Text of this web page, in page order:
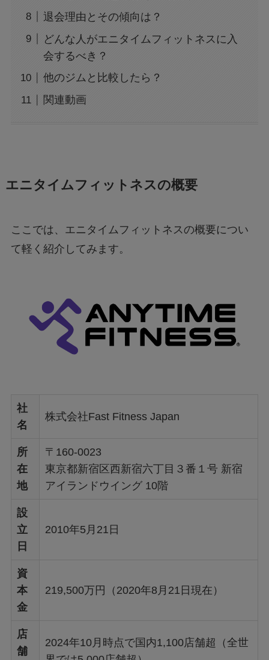
退会理由とその傾向は？
どんな人がエニタイムフィットネスに入
会するべき？
他のジムと比較したら？
関連動画
エニタイムフィットネスの概要
ここでは、エニタイムフィットネスの概要につい
て軽く紹介してみます。
社
名
株式会社Fast Fitness Japan
所
在
地
〒160-0023
東京都新宿区西新宿六丁目３番１号 新宿
アイランドウイング 10階
設
立
日
2010年5月21日
資
本
金
219,500万円（2020年8月21日現在）
店
舗
2024年10月時点で国内1,100店舗超（全世